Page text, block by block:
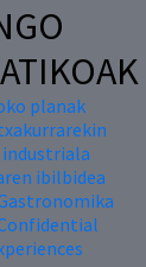
planak
ibilbidea